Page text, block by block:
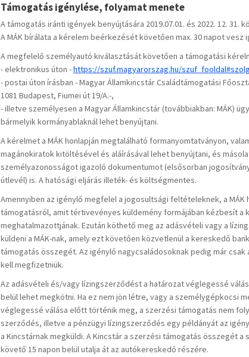
Támogatás igénylése, folyamat menete
A támogatás iránti igények benyújtására 2019.07.01. és 2022. 12. 31.
A MÁK bírálata a kérelem beérkezését követően max. 30 napot vesz
A megfelelő személyautó kiválasztását követően a támogatási
- elektronikus úton -https://szuf.magyarorszag.hu/
- postai úton írásban - Magyar Államkincstár Családtámogatási
1081 Budapest, Fiumei út 19/A.-,
- illetve személyesen a Magyar Államkincstár (továbbiakban: MÁK)
bármelyik kormányablaknál lehet benyújtani.
A kérelmet a MÁK honlapján megtalálható formanyomtatványon,
magánokiratok kitöltésével és aláírásával lehet benyújtani, és
személyazonosságot igazoló dokumentumot (elsősorban
útlevél) is. A hatósági eljárás illeték- és költségmentes.
Amennyiben az igénylő megfelel a jogosultsági feltételeknek, a MÁK
támogatásról, amit tértivevényes küldemény formájában kézbesít a
meghatalmazottjának. Ezután köthető meg az adásvételi vagy a
küldeni a MÁK-nak, amely ezt követően közvetlenül a kereskedő
támogatás összegét. Az igénylő nagycsaládosoknak pedig már
kell megfizetniük.
Az adásvételi és/vagy lízingszerződést a határozat véglegessé
belül lehet megkötni. Ha ez nem jön létre, vagy a személygépkocsi
véglegessé válása előtt történik meg, a szerzési támogatás nem
szerződés, illetve a pénzügyi lízingszerződés egy példányát az
a Kincstárnak megküldi. A Kincstár a szerzési támogatás összegét
követő 15 napon belül utalja át az autókereskedő részére.